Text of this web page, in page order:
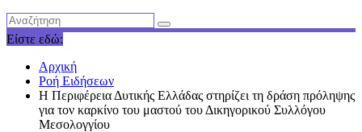
Είστε εδώ:
Αρχική
Ροή Ειδήσεων
Η Περιφέρεια Δυτικής Ελλάδας στηρίζει τη δράση πρόληψης
για τον καρκίνο του μαστού του Δικηγορικού Συλλόγου
Μεσολογγίου